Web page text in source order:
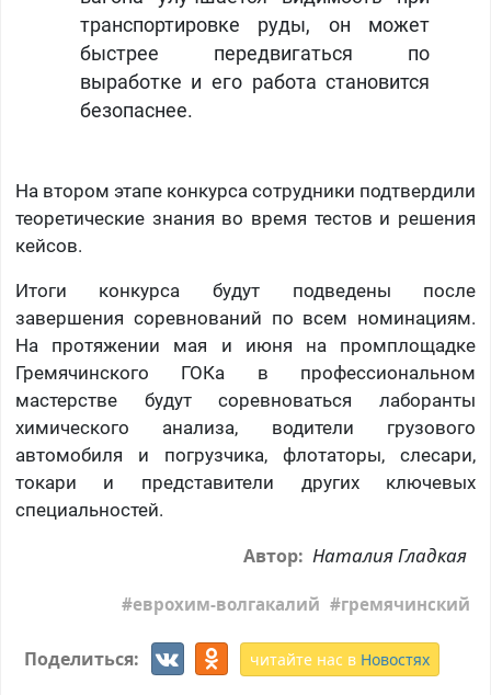
транспортировке руды, он может
быстрее передвигаться по
выработке и его работа становится
безопаснее.
На втором этапе конкурса сотрудники подтвердили
теоретические знания во время тестов и решения
кейсов.
Итоги конкурса будут подведены после
завершения соревнований по всем номинациям.
На протяжении мая и июня на промплощадке
Гремячинского ГОКа в профессиональном
мастерстве будут соревноваться лаборанты
химического анализа, водители грузового
автомобиля и погрузчика, флотаторы, слесари,
токари и представители других ключевых
специальностей.
Автор: Наталия Гладкая
еврохим-волгакалий гремячинский
Поделиться: читайте нас в Новостях